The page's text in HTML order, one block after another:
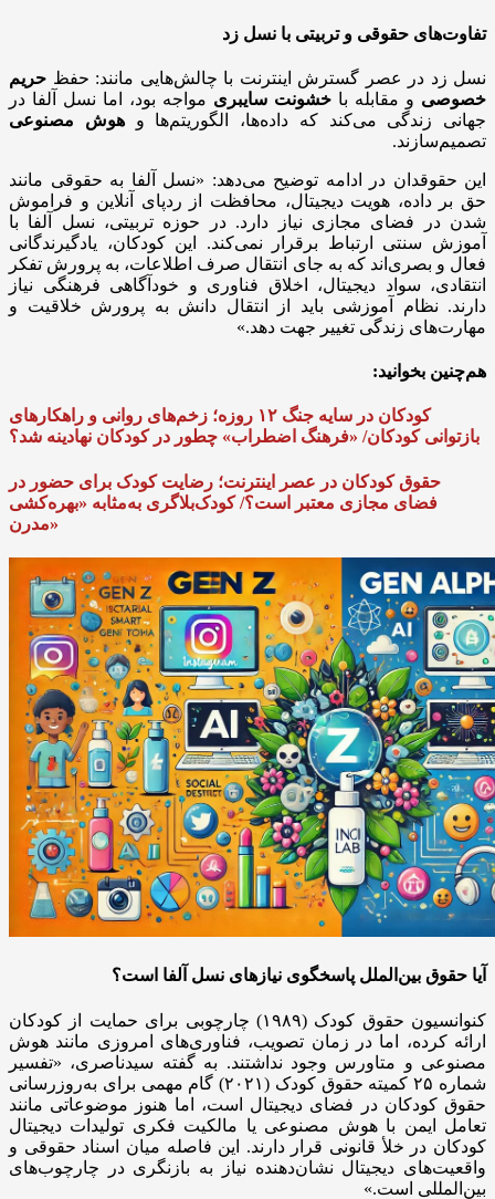
تفاوت‌های حقوقی و تربیتی با نسل زد
نسل زد در عصر گسترش اینترنت با چالش‌هایی مانند: حفظ حریم
خصوصی و مقابله با خشونت سایبری مواجه بود، اما نسل آلفا در
جهانی زندگی می‌کند که داده‌ها، الگوریتم‌ها وهوش مصنوعی
تصمیم‌سازند.
این حقوقدان در ادامه توضیح می‌دهد: «نسل آلفا به حقوقی مانند
حق بر داده، هویت دیجیتال، محافظت از ردپای آنلاین و فراموش
شدن در فضای مجازی نیاز دارد. در حوزه تربیتی، نسل آلفا با
آموزش سنتی ارتباط برقرار نمی‌کند. این کودکان، یادگیرندگانی
فعال و بصری‌اند که به جای انتقال صرف اطلاعات، به پرورش تفکر
انتقادی، سواد دیجیتال، اخلاق فناوری و خودآگاهی فرهنگی نیاز
دارند. نظام آموزشی باید از انتقال دانش به پرورش خلاقیت و
مهارت‌های زندگی تغییر جهت دهد.»
هم‌چنین بخوانید:
کودکان در سایه جنگ ۱۲ روزه؛ زخم‌های روانی و راهکارهای
بازتوانی کودکان/ «فرهنگ اضطراب» چطور در کودکان نهادینه شد؟
حقوق کودکان در عصر اینترنت؛ رضایت کودک برای حضور در
فضای مجازی معتبر است؟/ کودک‌بلاگری به‌مثابه «بهره‌کشی
مدرن»
آیا حقوق بین‌الملل پاسخگوی نیازهای نسل آلفا است؟
کنوانسیون حقوق کودک (۱۹۸۹) چارچوبی برای حمایت از کودکان
ارائه کرده، اما در زمان تصویب، فناوری‌های امروزی مانند هوش
مصنوعی و متاورس وجود نداشتند. به گفته سیدناصری، «تفسیر
شماره ۲۵ کمیته حقوق کودک (۲۰۲۱) گام مهمی برای به‌روزرسانی
حقوق کودکان در فضای دیجیتال است، اما هنوز موضوعاتی مانند
تعامل ایمن با هوش مصنوعی یا مالکیت فکری تولیدات دیجیتال
کودکان در خلأ قانونی قرار دارند. این فاصله میان اسناد حقوقی و
واقعیت‌های دیجیتال نشان‌دهنده نیاز به بازنگری در چارچوب‌های
بین‌المللی است.»